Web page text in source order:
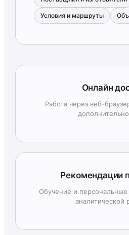
Условия и маршруты
Онлайн
Работа через веб-
Рекомендации
Обучение и
аналитической